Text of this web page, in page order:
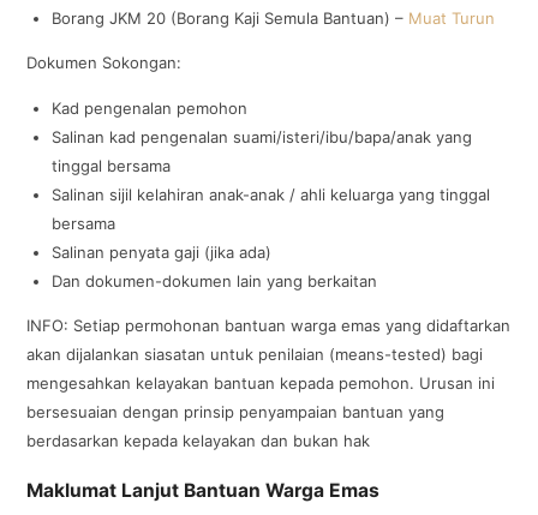
Borang JKM 20 (Borang Kaji Semula Bantuan) – Muat Turun
Dokumen Sokongan:
Kad pengenalan pemohon
Salinan kad pengenalan suami/isteri/ibu/bapa/anak yang
tinggal bersama
Salinan sijil kelahiran anak-anak / ahli keluarga yang tinggal
bersama
Salinan penyata gaji (jika ada)
Dan dokumen-dokumen lain yang berkaitan
INFO: Setiap permohonan bantuan warga emas yang didaftarkan
akan dijalankan siasatan untuk penilaian (means-tested) bagi
mengesahkan kelayakan bantuan kepada pemohon. Urusan ini
bersesuaian dengan prinsip penyampaian bantuan yang
berdasarkan kepada kelayakan dan bukan hak
Maklumat Lanjut Bantuan Warga Emas